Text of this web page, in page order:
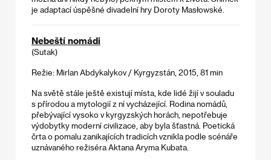
je adaptací úspěšné divadelní hry Doroty Masłowské.
Nebeští nomádi
(Sutak)
Režie: Mirlan Abdykalykov / Kyrgyzstán, 2015, 81 min
Na světě stále ještě existují místa, kde lidé žijí v souladu
s přírodou a mytologií z ní vycházející. Rodina nomádů,
přebývající vysoko v kyrgyzských horách, nepotřebuje
výdobytky moderní civilizace, aby byla šťastná. Poetická
črta o pomalu zanikajících tradicích vznikla podle scénáře
uznávaného režiséra Aktana Aryma Kubata.